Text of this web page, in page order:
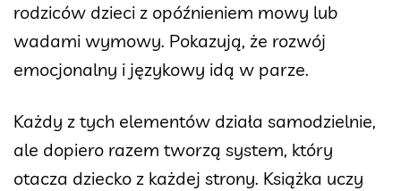
rodziców dzieci z opóźnieniem mowy lub
wadami wymowy. Pokazują, że rozwój
emocjonalny i językowy idą w parze.
Każdy z tych elementów działa samodzielnie,
ale dopiero razem tworzą system, który
otacza dziecko z każdej strony. Książka uczy